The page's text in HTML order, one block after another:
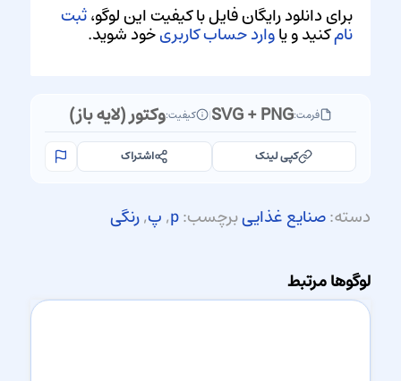
برای دانلود رایگان فایل با کیفیت این لوگو،ثبت
نامکنید و یاوارد حساب کاربریخود شوید.
فرمت:SVG + PNG
| کیفیت:وکتور (لایه باز)
کپی لینک اشتراک
دسته:صنایع غذاییبرچسب:p
,پ,رنگی
لوگوها مرتبط